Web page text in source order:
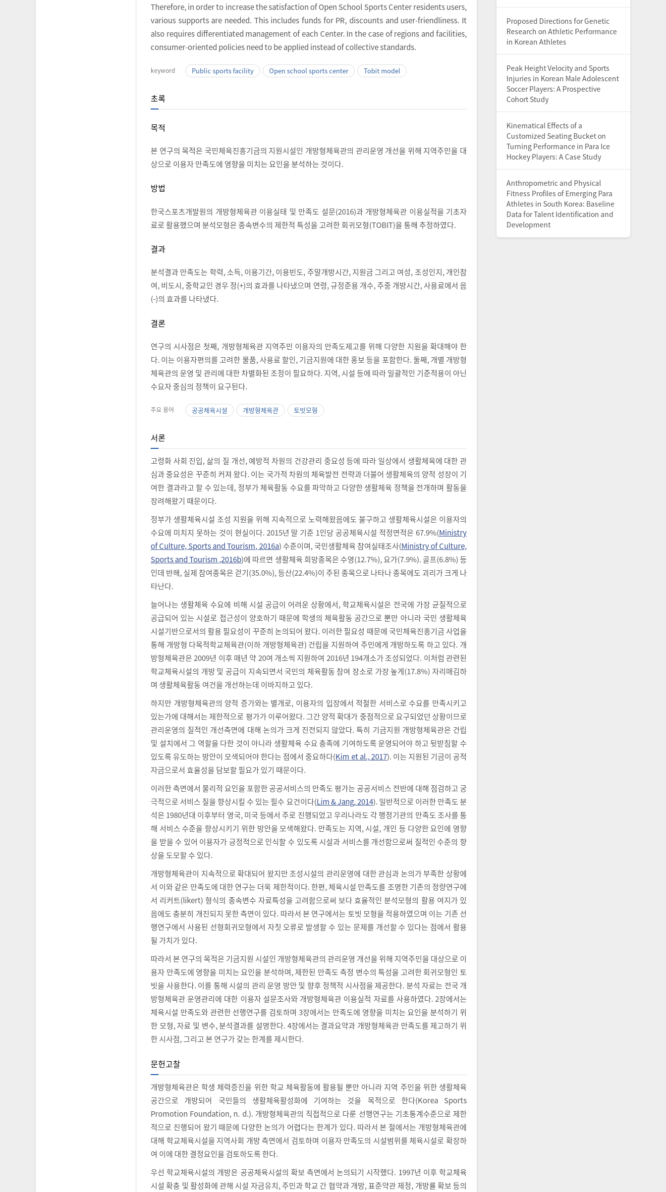
Therefore, in order to increase the satisfaction of Open School Sports Center residents users,
various supports are needed. This includes funds for PR, discounts and user-friendliness. It
also requires differentiated management of each Center. In the case of regions and facilities,
consumer-oriented policies need to be applied instead of collective standards.
keyword Public sports facility Open school sports center Tobit model
초록
목적
본 연구의 목적은 국민체육진흥기금의 지원시설인 개방형체육관의 관리운영 개선을 위해 지역주민을 대
상으로 이용자 만족도에 영향을 미치는 요인을 분석하는 것이다.
방법
한국스포츠개발원의 개방형체육관 이용실태 및 만족도 설문(2016)과 개방형체육관 이용실적을 기초자
료로 활용했으며 분석모형은 종속변수의 제한적 특성을 고려한 회귀모형(TOBIT)을 통해 추정하였다.
결과
분석결과 만족도는 학력, 소득, 이용기간, 이용빈도, 주말개방시간, 지원금 그리고 여성, 조성인지, 개인참
여, 비도시, 중학교인 경우 정(+)의 효과를 나타냈으며 연령, 규정준용 개수, 주중 개방시간, 사용료에서 음
(-)의 효과를 나타냈다.
결론
연구의 시사점은 첫째, 개방형체육관 지역주민 이용자의 만족도제고를 위해 다양한 지원을 확대해야 한
다. 이는 이용자편의를 고려한 물품, 사용료 할인, 기금지원에 대한 홍보 등을 포함한다. 둘째, 개별 개방형
체육관의 운영 및 관리에 대한 차별화된 조정이 필요하다. 지역, 시설 등에 따라 일괄적인 기준적용이 아닌
수요자 중심의 정책이 요구된다.
주요 용어 공공체육시설 개방형체육관 토빗모형
서론
고령화 사회 진입, 삶의 질 개선, 예방적 차원의 건강관리 중요성 등에 따라 일상에서 생활체육에 대한 관
심과 중요성은 꾸준히 커져 왔다. 이는 국가적 차원의 체육발전 전략과 더불어 생활체육의 양적 성장이 기
여한 결과라고 할 수 있는데, 정부가 체육활동 수요를 파악하고 다양한 생활체육 정책을 전개하며 활동을
장려해왔기 때문이다.
정부가 생활체육시설 조성 지원을 위해 지속적으로 노력해왔음에도 불구하고 생활체육시설은 이용자의
수요에 미치지 못하는 것이 현실이다. 2015년 말 기준 1인당 공공체육시설 적정면적은 67.9%(Ministry
of Culture, Sports and Tourism, 2016a) 수준이며, 국민생활체육 참여실태조사(Ministry of Culture,
Sports and Tourism ,2016b)에 따르면 생활체육 희망종목은 수영(12.7%), 요가(7.9%). 골프(6.8%) 등
인데 반해, 실제 참여종목은 걷기(35.0%), 등산(22.4%)이 주된 종목으로 나타나 종목에도 괴리가 크게 나
타난다.
늘어나는 생활체육 수요에 비해 시설 공급이 어려운 상황에서, 학교체육시설은 전국에 가장 균질적으로
공급되어 있는 시설로 접근성이 양호하기 때문에 학생의 체육활동 공간으로 뿐만 아니라 국민 생활체육
시설기반으로서의 활용 필요성이 꾸준히 논의되어 왔다. 이러한 필요성 때문에 국민체육진흥기금 사업을
통해 개방형 다목적학교체육관(이하 개방형체육관) 건립을 지원하여 주민에게 개방하도록 하고 있다. 개
방형체육관은 2009년 이후 매년 약 20여 개소씩 지원하여 2016년 194개소가 조성되었다. 이처럼 관련된
학교체육시설의 개방 및 공급이 지속되면서 국민의 체육활동 참여 장소로 가장 높게(17.8%) 자리매김하
며 생활체육활동 여건을 개선하는데 이바지하고 있다.
하지만 개방형체육관의 양적 증가와는 별개로, 이용자의 입장에서 적절한 서비스로 수요를 만족시키고
있는가에 대해서는 제한적으로 평가가 이루어왔다. 그간 양적 확대가 중점적으로 요구되었던 상황이므로
관리운영의 질적인 개선측면에 대해 논의가 크게 진전되지 않았다. 특히 기금지원 개방형체육관은 건립
및 설치에서 그 역할을 다한 것이 아니라 생활체육 수요 충족에 기여하도록 운영되어야 하고 뒷받침할 수
있도록 유도하는 방안이 모색되어야 한다는 점에서 중요하다(Kim et al., 2017). 이는 지원된 기금이 공적
자금으로서 효율성을 담보할 필요가 있기 때문이다.
이러한 측면에서 물리적 요인을 포함한 공공서비스의 만족도 평가는 공공서비스 전반에 대해 점검하고 궁
극적으로 서비스 질을 향상시킬 수 있는 필수 요건이다(Lim & Jang, 2014). 일반적으로 이러한 만족도 분
석은 1980년대 이후부터 영국, 미국 등에서 주로 진행되었고 우리나라도 각 행정기관의 만족도 조사를 통
해 서비스 수준을 향상시키기 위한 방안을 모색해왔다. 만족도는 지역, 시설, 개인 등 다양한 요인에 영향
을 받을 수 있어 이용자가 긍정적으로 인식할 수 있도록 시설과 서비스를 개선함으로써 질적인 수준의 향
상을 도모할 수 있다.
개방형체육관이 지속적으로 확대되어 왔지만 조성시설의 관리운영에 대한 관심과 논의가 부족한 상황에
서 이와 같은 만족도에 대한 연구는 더욱 제한적이다. 한편, 체육시설 만족도를 조명한 기존의 정량연구에
서 리커트(likert) 형식의 종속변수 자료특성을 고려함으로써 보다 효율적인 분석모형의 활용 여지가 있
음에도 충분히 개진되지 못한 측면이 있다. 따라서 본 연구에서는 토빗 모형을 적용하였으며 이는 기존 선
행연구에서 사용된 선형회귀모형에서 자칫 오류로 발생할 수 있는 문제를 개선할 수 있다는 점에서 활용
될 가치가 있다.
따라서 본 연구의 목적은 기금지원 시설인 개방형체육관의 관리운영 개선을 위해 지역주민을 대상으로 이
용자 만족도에 영향을 미치는 요인을 분석하며, 제한된 만족도 측정 변수의 특성을 고려한 회귀모형인 토
빗을 사용한다. 이를 통해 시설의 관리 운영 방안 및 향후 정책적 시사점을 제공한다. 분석 자료는 전국 개
방형체육관 운영관리에 대한 이용자 설문조사와 개방형체육관 이용실적 자료를 사용하였다. 2장에서는
체육시설 만족도와 관련한 선행연구를 검토하며 3장에서는 만족도에 영향을 미치는 요인을 분석하기 위
한 모형, 자료 및 변수, 분석결과를 설명한다. 4장에서는 결과요약과 개방형체육관 만족도를 제고하기 위
한 시사점, 그리고 본 연구가 갖는 한계를 제시한다.
문헌고찰
개방형체육관은 학생 체력증진을 위한 학교 체육활동에 활용될 뿐만 아니라 지역 주민을 위한 생활체육
공간으로 개방되어 국민들의 생활체육활성화에 기여하는 것을 목적으로 한다(Korea Sports
Promotion Foundation, n. d.). 개방형체육관의 직접적으로 다룬 선행연구는 기초통계수준으로 제한
적으로 진행되어 왔기 때문에 다양한 논의가 어렵다는 한계가 있다. 따라서 본 절에서는 개방형체육관에
대해 학교체육시설을 지역사회 개방 측면에서 검토하며 이용자 만족도의 시설범위를 체육시설로 확장하
여 이에 대한 결정요인을 검토하도록 한다.
우선 학교체육시설의 개방은 공공체육시설의 확보 측면에서 논의되기 시작했다. 1997년 이후 학교체육
시설 확충 및 활성화에 관해 시설 자금유치, 주민과 학교 간 협약과 개방, 표준약관 제정, 개방률 확보 등의
Proposed Directions for Genetic
Research on Athletic Performance
in Korean Athletes
Peak Height Velocity and Sports
Injuries in Korean Male Adolescent
Soccer Players: A Prospective
Cohort Study
Kinematical Effects of a
Customized Seating Bucket on
Turning Performance in Para Ice
Hockey Players: A Case Study
Anthropometric and Physical
Fitness Profiles of Emerging Para
Athletes in South Korea: Baseline
Data for Talent Identification and
Development